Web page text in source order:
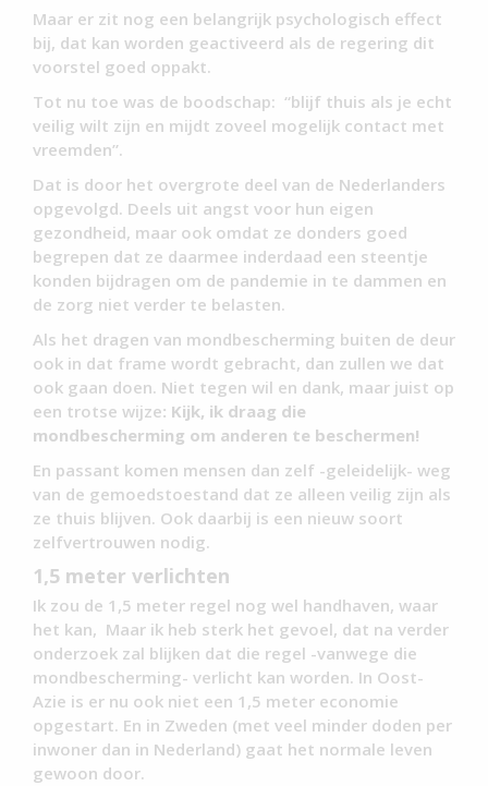
Maar er zit nog een belangrijk psychologisch effect
bij, dat kan worden geactiveerd als de regering dit
voorstel goed oppakt.
Tot nu toe was de boodschap: “blijf thuis als je echt
veilig wilt zijn en mijdt zoveel mogelijk contact met
vreemden”.
Dat is door het overgrote deel van de Nederlanders
opgevolgd. Deels uit angst voor hun eigen
gezondheid, maar ook omdat ze donders goed
begrepen dat ze daarmee inderdaad een steentje
konden bijdragen om de pandemie in te dammen en
de zorg niet verder te belasten.
Als het dragen van mondbescherming buiten de deur
ook in dat frame wordt gebracht, dan zullen we dat
ook gaan doen. Niet tegen wil en dank, maar juist op
een trotse wijze: Kijk, ik draag die
mondbescherming om anderen te beschermen!
En passant komen mensen dan zelf -geleidelijk- weg
van de gemoedstoestand dat ze alleen veilig zijn als
ze thuis blijven. Ook daarbij is een nieuw soort
zelfvertrouwen nodig.
1,5 meter verlichten
Ik zou de 1,5 meter regel nog wel handhaven, waar
het kan, Maar ik heb sterk het gevoel, dat na verder
onderzoek zal blijken dat die regel -vanwege die
mondbescherming- verlicht kan worden. In Oost-
Azie is er nu ook niet een 1,5 meter economie
opgestart. En in Zweden (met veel minder doden per
inwoner dan in Nederland) gaat het normale leven
gewoon door.